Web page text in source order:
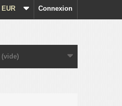
Connexion
EUR
(vide)